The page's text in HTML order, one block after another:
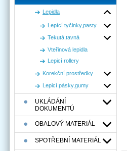
Lepidla
Lepící tyčinky,pasty
Tekutá,tavná
Vteřinová lepidla
Lepicí rollery
Korekční prostředky
Lepicí pásky,gumy
UKLÁDÁNÍ
DOKUMENTÚ
OBALOVÝ MATERIÁL
SPOTŘEBNÍ MATERIÁL